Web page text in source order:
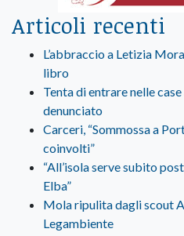
Articoli recenti
L’abbraccio a Letizia
libro
Tenta di entrare nelle
denunciato
Carceri, “Sommossa a
coinvolti”
“All’isola serve subito
Elba”
Mola ripulita dagli scout
Legambiente